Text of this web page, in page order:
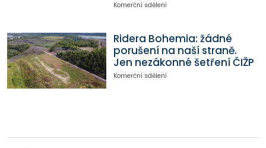
Komerční sdělení
Ridera Bohemia: žádné
porušení na naší straně.
Jen nezákonné šetření ČIŽP
Komerční sdělení